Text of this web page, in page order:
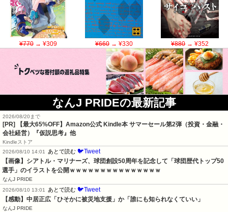
¥770→ ¥309 ¥660→ ¥330 ¥880→ ¥352
なんJ PRIDEの最新記事
2026/08/20まで
[PR]
【最大65%OFF】Amazon公式 Kindle本 サマーセール第2弾（投資・金融・
会社経営）『仮説思考』他
Kindleストア
2026/08/10 14:01
あとで読む 🐦Tweet
【画像】シアトル・マリナーズ、球団創設50周年を記念して「球団歴代トップ50
選手」のイラストを公開ｗｗｗｗｗｗｗｗｗｗｗｗｗｗｗ
なんJ PRIDE
2026/08/10 13:01
あとで読む 🐦Tweet
【感動】中居正広「ひそかに被災地支援」か「誰にも知られなくていい」
なんJ PRIDE